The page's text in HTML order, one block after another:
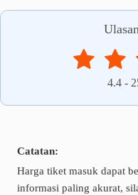
4.4 -
Catatan:
Harga tiket masuk dapat
informasi paling akurat,